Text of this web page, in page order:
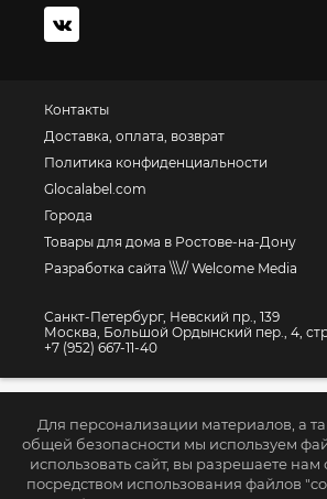
Для персонализации материалов, а
общей безопасности мы используем
использовать сайт, вы разрешаете
посредством использования файлов
Контакты
Доставка, оплата, возврат
Политика конфиденциальности
Glocalabel.com
Города
Товары для дома в Ростове-на-Дону
Разработка сайта \\\// Welcome Media
Санкт-Петербург, Невский пр., 139
Москва, Большой Ордынский пер., 4,
+7 (952) 667-11-40